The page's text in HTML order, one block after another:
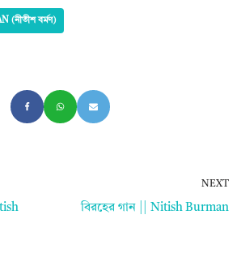
(নীতীশ বর্মণ)
NEXT
বিরহের গান || Nitish Burman